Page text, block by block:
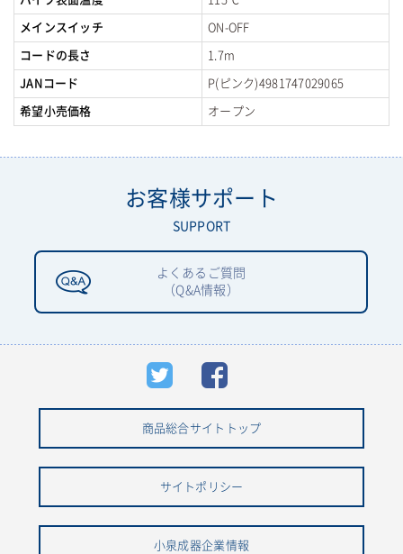
メインスイッチ ON-OFF
コードの長さ 1.7m
JANコード P(ピンク)4981747029065
希望小売価格 オープン
お客様サポート
SUPPORT
よくあるご質問
（Q&A情報）
商品総合サイトトップ
サイトポリシー
小泉成器企業情報